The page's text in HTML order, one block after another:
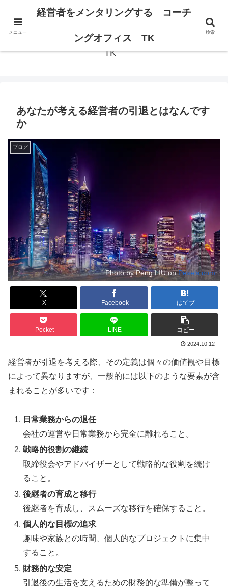
経営者の思考が変われば、組織は変わる。
経営者をメンタリングする コーチングオフィス
TK
あなたが考える経営者の引退とはなんです
か
ブログ
Photo by Peng LIU onPexels.com
X Facebook はてブ
Pocket LINE コピー
2024.10.12
経営者が引退を考える際、その定義は個々の価値観や目標
によって異なりますが、一般的には以下のような要素が含
まれることが多いです：
日常業務からの退任
会社の運営や日常業務から完全に離れること。
戦略的役割の継続
取締役会やアドバイザーとして戦略的な役割を続け
ること。
後継者の育成と移行
後継者を育成し、スムーズな移行を確保すること。
個人的な目標の追求
趣味や家族との時間、個人的なプロジェクトに集中
すること。
財務的な安定
引退後の生活を支えるための財務的な準備が整って
メニュー
経営者をメンタリングする コーチ
ングオフィス TK
検索